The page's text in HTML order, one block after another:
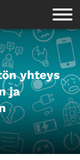
yhteys
ja